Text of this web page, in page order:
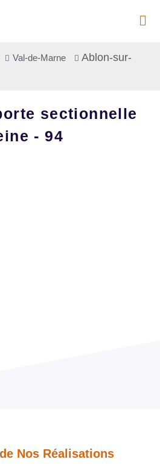
Val-de-Marne
Ablon-sur-
sectionnelle
- 94
Nos Réalisations​